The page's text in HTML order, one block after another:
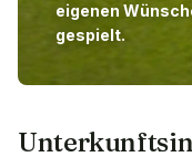
eigenen
gespielt.